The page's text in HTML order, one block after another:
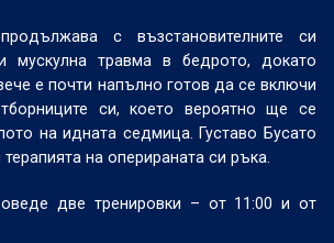
с възстановителните си
мускулна травма в бедрото, докато
е почти напълно готов да се включи
си, което вероятно ще се
на идната седмица. Густаво Бусато
на оперираната си ръка.
две тренировки – от 11:00 и от